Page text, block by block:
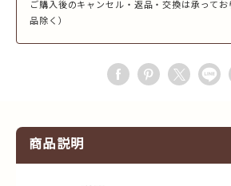
ご購入後のキャンセル・返品・交換は承って
品除く）
商品説明